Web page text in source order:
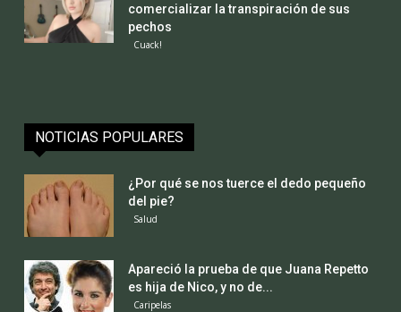
comercializar la transpiración de sus
pechos
Cuack!
NOTICIAS POPULARES
¿Por qué se nos tuerce el dedo pequeño
del pie?
Salud
Apareció la prueba de que Juana Repetto
es hija de Nico, y no de...
Caripelas